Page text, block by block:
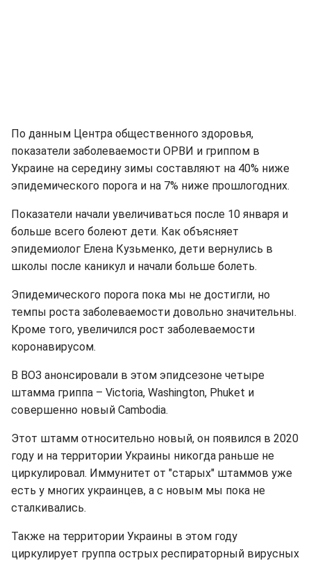
По данным Центра общественного здоровья,
показатели заболеваемости ОРВИ и гриппом в
Украине на середину зимы составляют на 40% ниже
эпидемического порога и на 7% ниже прошлогодних.
Показатели начали увеличиваться после 10 января и
больше всего болеют дети. Как объясняет
эпидемиолог Елена Кузьменко, дети вернулись в
школы после каникул и начали больше болеть.
Эпидемического порога пока мы не достигли, но
темпы роста заболеваемости довольно значительны.
Кроме того, увеличился рост заболеваемости
коронавирусом.
В ВОЗ анонсировали в этом эпидсезоне четыре
штамма гриппа – Victoria, Washington, Phuket и
совершенно новый Cambodia.
Этот штамм относительно новый, он появился в 2020
году и на территории Украины никогда раньше не
циркулировал. Иммунитет от "старых" штаммов уже
есть у многих украинцев, а с новым мы пока не
сталкивались.
Также на территории Украины в этом году
циркулирует группа острых респираторный вирусных